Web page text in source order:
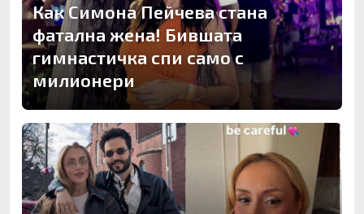
Как Симона Пейчева стана
фатална жена! Бившата
гимнастичка спи само с
милионери